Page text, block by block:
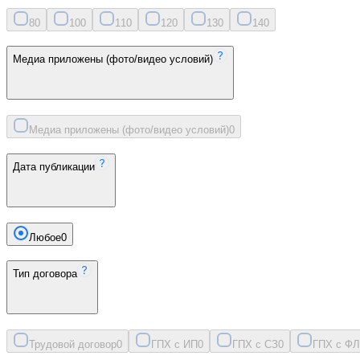
80 100 11 0 120 130 140
Медиа приложены (фото/видео условий)
Медиа приложены (фото/видео условий)0
Дата публикации
Любое0
Тип договора
Трудовой договор0 ГПХ с ИП0 ГПХ с СЗ0 ГПХ с ФЛ